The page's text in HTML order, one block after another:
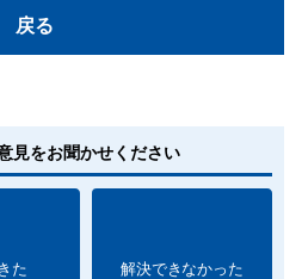
戻る
見をお聞かせください
た 解決できなかった